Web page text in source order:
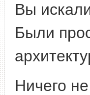
Вы
Были
Ничего